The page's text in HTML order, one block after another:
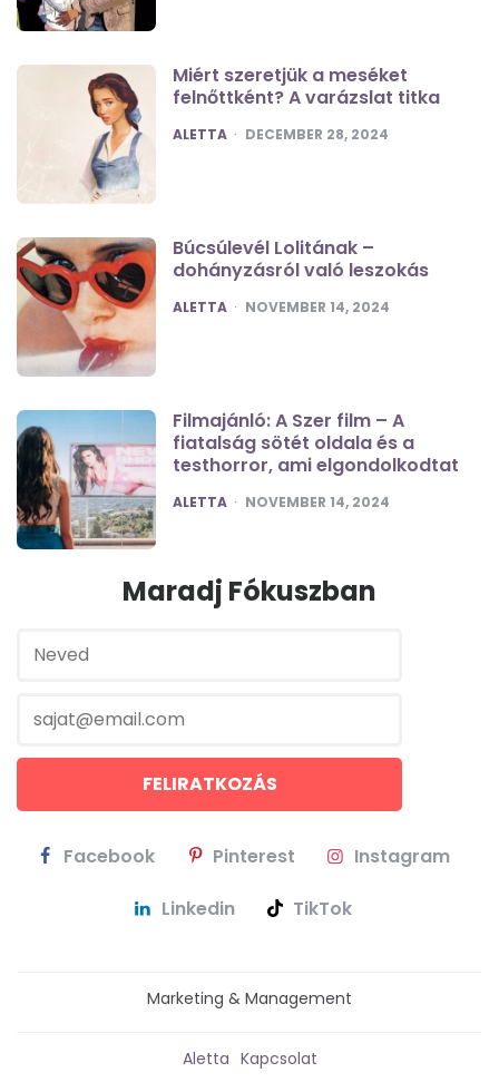
Miért szeretjük a meséket
felnőttként? A varázslat titka
POSTED
ALETTA DECEMBER 28, 2024
Búcsúlevél Lolitának –
dohányzásról való leszokás
POSTED
ALETTA NOVEMBER 14, 2024
Filmajánló: A Szer film – A
fiatalság sötét oldala és a
testhorror, ami elgondolkodtat
POSTED
ALETTA NOVEMBER 14, 2024
Maradj Fókuszban
Facebook Pinterest Instagram
Linkedin TikTok
Marketing & Management
Aletta Kapcsolat